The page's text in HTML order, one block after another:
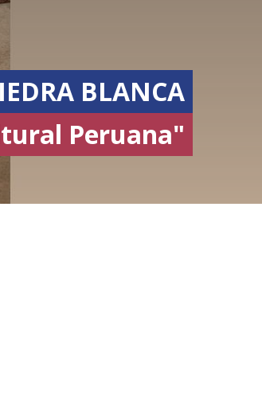
BLANCA
Peruana"